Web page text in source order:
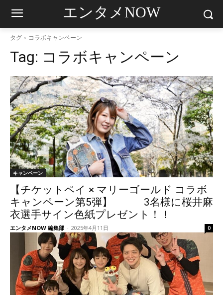
エンタメNOW
タグ コラボキャンペーン
Tag: コラボキャンペーン
キャンペーン
【チケットペイ × マリーゴールド コラボ
キャンペーン第5弾】 3名様に桜井麻
衣選手サイン色紙プレゼント！！
エンタメNOW 編集部 - 2025年4月11日 0